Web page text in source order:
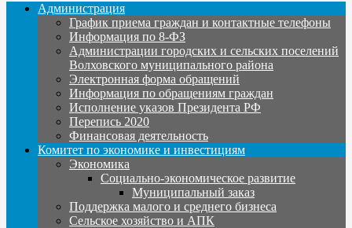
Администрация
График приема граждан и контактные телефоны
Информация по 8-ФЗ
Администрации городских и сельских поселений
Волховского муниципального района
Электронная форма обращений
Информация по обращениям граждан
Исполнение указов Президента РФ
Перепись 2020
Финансовая деятельность
Комитет по экономике и инвестициям
Экономика
Социально-экономическое развитие
Муниципальный заказ
Поддержка малого и среднего бизнеса
Сельское хозяйство и АПК